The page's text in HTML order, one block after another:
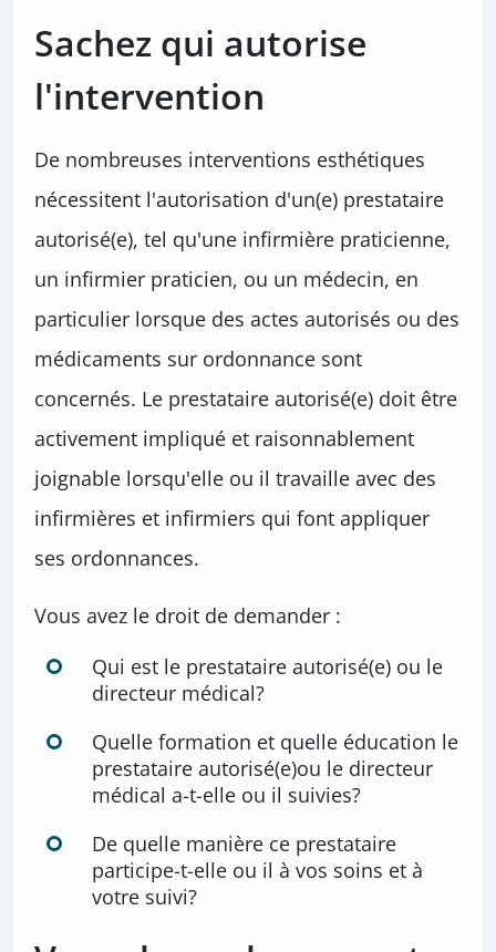
Sachez qui autorise
l'intervention
De nombreuses interventions esthétiques
nécessitent l'autorisation d'un(e) prestataire
autorisé(e), tel qu'une infirmière praticienne,
un infirmier praticien, ou un médecin, en
particulier lorsque des actes autorisés ou des
médicaments sur ordonnance sont
concernés. Le prestataire autorisé(e) doit être
activement impliqué et raisonnablement
joignable lorsqu'elle ou il travaille avec des
infirmières et infirmiers qui font appliquer
ses ordonnances.
Vous avez le droit de demander :
Qui est le prestataire autorisé(e) ou le
directeur médical?
Quelle formation et quelle éducation le
prestataire autorisé(e)ou le directeur
médical a-t-elle ou il suivies?
De quelle manière ce prestataire
participe-t-elle ou il à vos soins et à
votre suivi?